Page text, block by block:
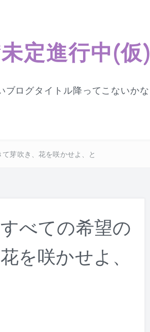
定進行中(仮)
ブログタイトル降ってこないかな
芽吹き、花を咲かせよ、と
べての希望の
を咲かせよ、